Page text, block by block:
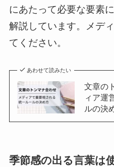
にあたって必要な要素
解説しています。メデ
てください。
あわせて読みたい
文章の
ィア運
ルの決
季節感の出る言葉は